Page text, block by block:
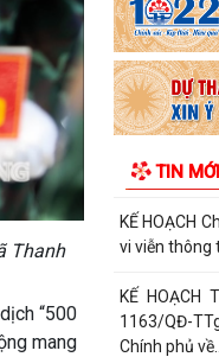
Thanh
“500
mang
TIN MỚI
Xã Hà Bắc:
phòng và an
KẾ HOẠCH
giai...
KẾ HOẠCH
vi viễn thông
KẾ
1163/QĐ-
Chính phủ về...